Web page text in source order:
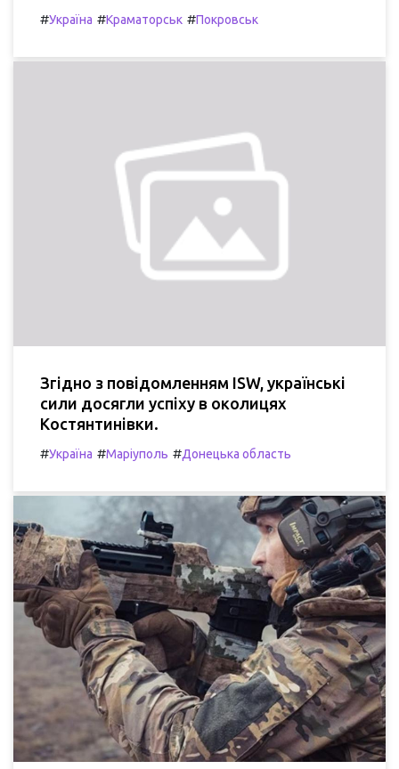
#Україна #Краматорськ #Покровськ
Згідно з повідомленням ISW, українські
сили досягли успіху в околицях
Костянтинівки.
#Україна #Маріуполь #Донецька область